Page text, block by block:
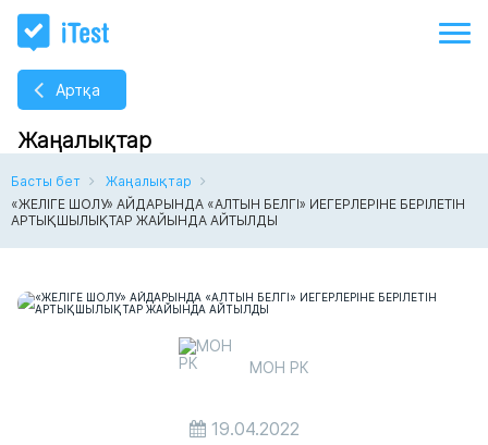
Артқа
Жаңалықтар
Басты бет
Жаңалықтар
«ЖЕЛІГЕ ШОЛУ» АЙДАРЫНДА «АЛТЫН БЕЛГІ» ИЕГЕРЛЕРІНЕ БЕРІЛЕТІН
АРТЫҚШЫЛЫҚТАР ЖАЙЫНДА АЙТЫЛДЫ
МОН РК
19.04.2022